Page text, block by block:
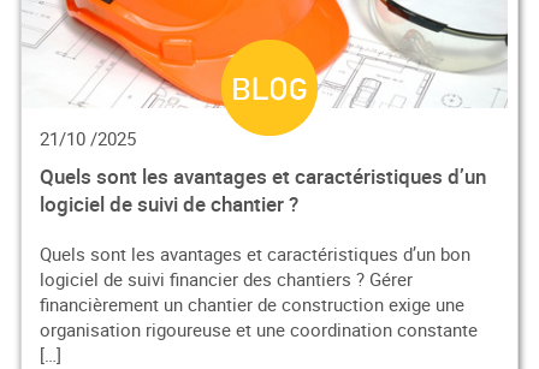
21/10 /2025
Quels sont les avantages et caractéristiques d’un
logiciel de suivi de chantier ?
Quels sont les avantages et caractéristiques d’un bon
logiciel de suivi financier des chantiers ? Gérer
financièrement un chantier de construction exige une
organisation rigoureuse et une coordination constante
[…]